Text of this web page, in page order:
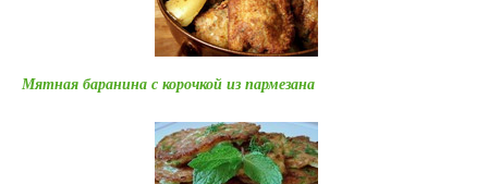
Мятная баранина с корочкой из пармезана